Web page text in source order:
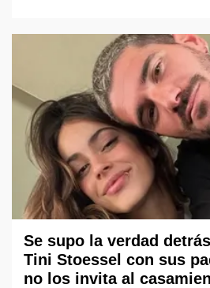
Se supo la verdad
Tini Stoessel con sus
no los invita al